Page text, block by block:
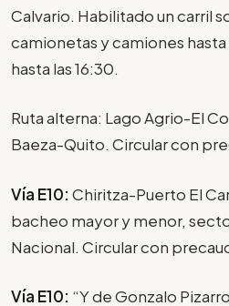
Calvario. Habilitado un carril
camionetas y camiones
hasta las 16:30.
Ruta alterna: Lago Agrio-El
Baeza-Quito. Circular con
Vía E10: Chiritza-Puerto El
bacheo mayor y menor,
Nacional. Circular con
Vía E10: “Y de Gonzalo